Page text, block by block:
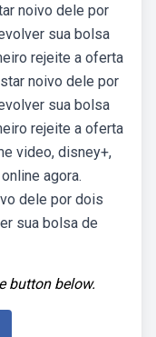
noivo dele por
sua bolsa
rejeite a oferta
noivo dele por
sua bolsa
rejeite a oferta
video, disney+,
agora.
dele por dois
sua bolsa de
button below.